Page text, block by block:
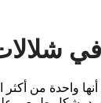
شلالات
أنها واحدة من